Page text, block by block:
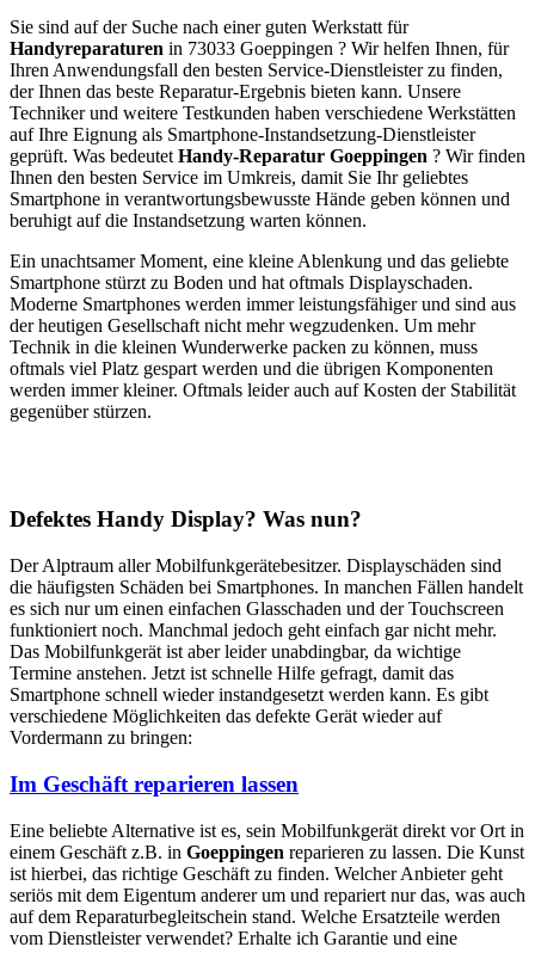
Sie sind auf der Suche nach einer guten Werkstatt für
Handyreparaturen in 73033 Goeppingen ? Wir helfen Ihnen, für
Ihren Anwendungsfall den besten Service-Dienstleister zu finden,
der Ihnen das beste Reparatur-Ergebnis bieten kann. Unsere
Techniker und weitere Testkunden haben verschiedene Werkstätten
auf Ihre Eignung als Smartphone-Instandsetzung-Dienstleister
geprüft. Was bedeutet Handy-Reparatur Goeppingen ? Wir finden
Ihnen den besten Service im Umkreis, damit Sie Ihr geliebtes
Smartphone in verantwortungsbewusste Hände geben können und
beruhigt auf die Instandsetzung warten können.
Ein unachtsamer Moment, eine kleine Ablenkung und das geliebte
Smartphone stürzt zu Boden und hat oftmals Displayschaden.
Moderne Smartphones werden immer leistungsfähiger und sind aus
der heutigen Gesellschaft nicht mehr wegzudenken. Um mehr
Technik in die kleinen Wunderwerke packen zu können, muss
oftmals viel Platz gespart werden und die übrigen Komponenten
werden immer kleiner. Oftmals leider auch auf Kosten der Stabilität
gegenüber stürzen.
Defektes Handy Display? Was nun?
Der Alptraum aller Mobilfunkgerätebesitzer. Displayschäden sind
die häufigsten Schäden bei Smartphones. In manchen Fällen handelt
es sich nur um einen einfachen Glasschaden und der Touchscreen
funktioniert noch. Manchmal jedoch geht einfach gar nicht mehr.
Das Mobilfunkgerät ist aber leider unabdingbar, da wichtige
Termine anstehen. Jetzt ist schnelle Hilfe gefragt, damit das
Smartphone schnell wieder instandgesetzt werden kann. Es gibt
verschiedene Möglichkeiten das defekte Gerät wieder auf
Vordermann zu bringen:
Im Geschäft reparieren lassen
Eine beliebte Alternative ist es, sein Mobilfunkgerät direkt vor Ort in
einem Geschäft z.B. in Goeppingen reparieren zu lassen. Die Kunst
ist hierbei, das richtige Geschäft zu finden. Welcher Anbieter geht
seriös mit dem Eigentum anderer um und repariert nur das, was auch
auf dem Reparaturbegleitschein stand. Welche Ersatzteile werden
vom Dienstleister verwendet? Erhalte ich Garantie und eine